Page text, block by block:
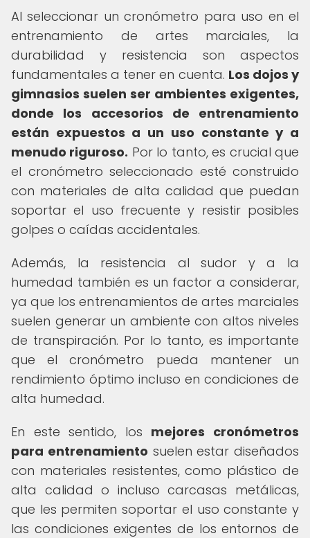
Al seleccionar un cronómetro para uso en el
entrenamiento de artes marciales, la
durabilidad y resistencia son aspectos
fundamentales a tener en cuenta. Los dojos y
gimnasios suelen ser ambientes exigentes,
donde los accesorios de entrenamiento
están expuestos a un uso constante y a
menudo riguroso. Por lo tanto, es crucial que
el cronómetro seleccionado esté construido
con materiales de alta calidad que puedan
soportar el uso frecuente y resistir posibles
golpes o caídas accidentales.
Además, la resistencia al sudor y a la
humedad también es un factor a considerar,
ya que los entrenamientos de artes marciales
suelen generar un ambiente con altos niveles
de transpiración. Por lo tanto, es importante
que el cronómetro pueda mantener un
rendimiento óptimo incluso en condiciones de
alta humedad.
En este sentido, los mejores cronómetros
para entrenamiento suelen estar diseñados
con materiales resistentes, como plástico de
alta calidad o incluso carcasas metálicas,
que les permiten soportar el uso constante y
las condiciones exigentes de los entornos de